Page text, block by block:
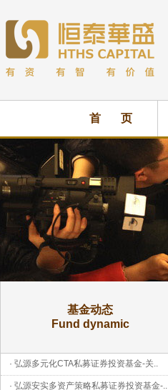
首 页
基金动态
Fund dynamic
· 弘源多元化CTA私募证券投资基金-关..
· 弘源安实多资产策略私募证券投资基金-..